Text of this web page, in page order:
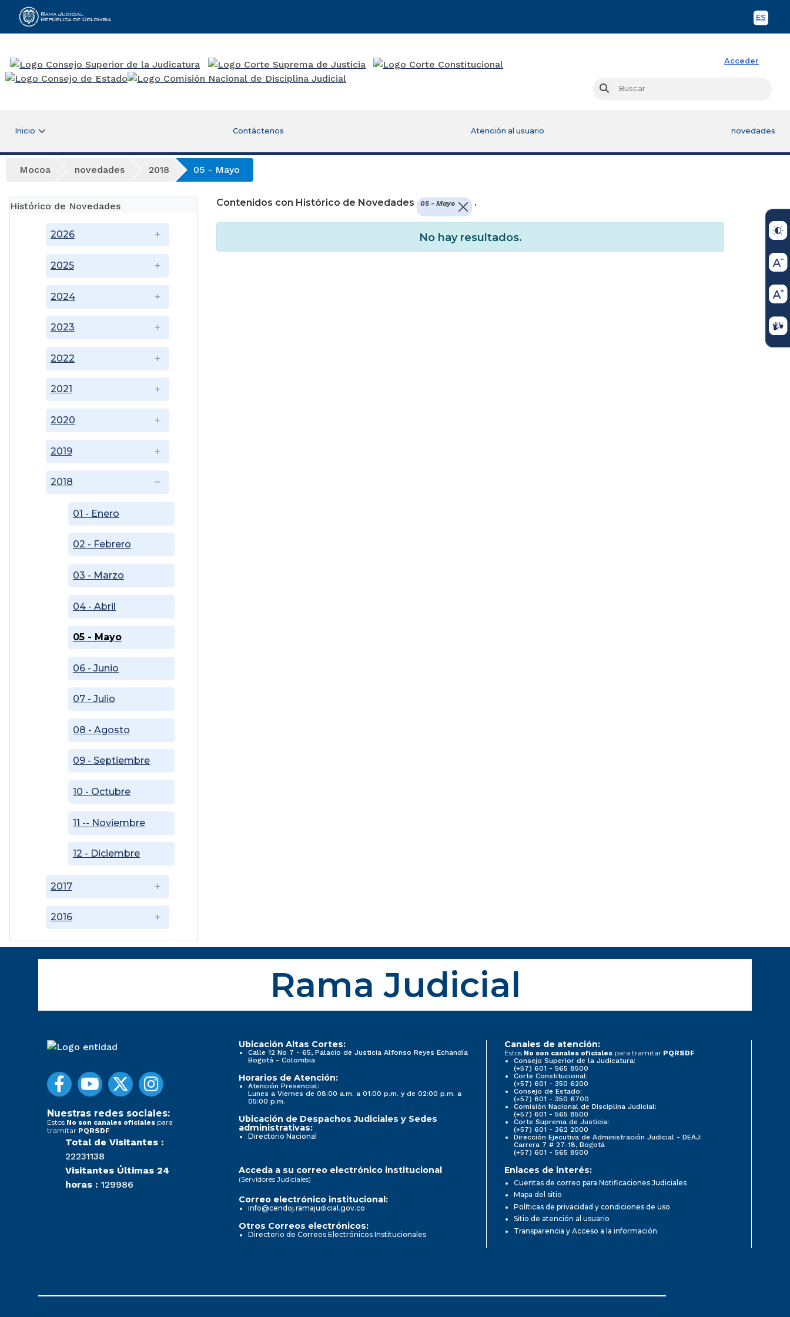
ES
Rama Judicial
Acceder
Buscar
Inicio Contáctenos Atención al usuario novedades
Mocoa novedades 2018 05 - Mayo
Histórico de Novedades
2016
2017
2018
01 - Enero
02 - Febrero
03 - Marzo
04 - Abril
05 - Mayo
06 - Junio
07 - Julio
08 - Agosto
09 - Septiembre
10 - Octubre
11 -- Noviembre
12 - Diciembre
2019
2020
2021
2022
2023
2024
2025
2026
Contenidos con Histórico de Novedades 05 - Mayo .
No hay resultados.
Rama Judicial
Nuestras redes sociales:
Estos No son canales oficiales para
tramitar PQRSDF
Total de Visitantes :
22231138
Visitantes Últimas 24
horas : 129986
Ubicación Altas Cortes:
Calle 12 No 7 - 65, Palacio de Justicia Alfonso Reyes Echandía
Bogotá - Colombia
Horarios de Atención:
Atención Presencial:
Lunes a Viernes de 08:00 a.m. a 01:00 p.m. y de 02:00 p.m. a
05:00 p.m.
Ubicación de Despachos Judiciales y Sedes
administrativas:
Directorio Nacional
Canales de atención:
Estos No son canales oficiales para tramitar PQRSDF
Consejo Superior de la Judicatura:
(+57) 601 - 565 8500
Corte Constitucional:
(+57) 601 - 350 6200
Consejo de Estado:
(+57) 601 - 350 6700
Comisión Nacional de Disciplina Judicial:
(+57) 601 - 565 8500
Corte Suprema de Justicia:
(+57) 601 - 362 2000
Dirección Ejecutiva de Administración Judicial - DEAJ:
Carrera 7 # 27-18, Bogotá
(+57) 601 - 565 8500
Acceda a su correo electrónico institucional
(Servidores Judiciales)
Correo electrónico institucional:
info@cendoj.ramajudicial.gov.co
Otros Correos electrónicos:
Directorio de Correos Electrónicos Institucionales
Enlaces de interés:
Cuentas de correo para Notificaciones Judiciales
Mapa del sitio
Políticas de privacidad y condiciones de uso
Sitio de atención al usuario
Transparencia y Acceso a la información